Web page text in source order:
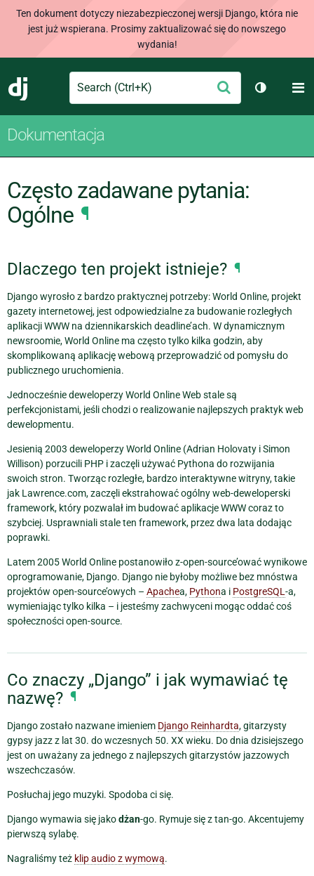
Ten dokument dotyczy niezabezpieczonej wersji Django, która nie
jest już wspierana. Prosimy zaktualizować się do nowszego
wydania!
Django
Search Wyślij
Dokumentacja
Często zadawane pytania:
Ogólne ¶
Dlaczego ten projekt istnieje? ¶
Django wyrosło z bardzo praktycznej potrzeby: World Online, projekt
gazety internetowej, jest odpowiedzialne za budowanie rozległych
aplikacji WWW na dziennikarskich deadline’ach. W dynamicznym
newsroomie, World Online ma często tylko kilka godzin, aby
skomplikowaną aplikację webową przeprowadzić od pomysłu do
publicznego uruchomienia.
Jednocześnie deweloperzy World Online Web stale są
perfekcjonistami, jeśli chodzi o realizowanie najlepszych praktyk web
dewelopmentu.
Jesienią 2003 deweloperzy World Online (Adrian Holovaty i Simon
Willison) porzucili PHP i zaczęli używać Pythona do rozwijania
swoich stron. Tworząc rozległe, bardzo interaktywne witryny, takie
jak Lawrence.com, zaczęli ekstrahować ogólny web-deweloperski
framework, który pozwalał im budować aplikacje WWW coraz to
szybciej. Usprawniali stale ten framework, przez dwa lata dodając
poprawki.
Latem 2005 World Online postanowiło z-open-source’ować wynikowe
oprogramowanie, Django. Django nie byłoby możliwe bez mnóstwa
projektów open-source’owych – Apachea, Pythona i PostgreSQL-a,
wymieniając tylko kilka – i jesteśmy zachwyceni mogąc oddać coś
społeczności open-source.
Co znaczy „Django” i jak wymawiać tę
nazwę? ¶
Django zostało nazwane imieniem Django Reinhardta, gitarzysty
gypsy jazz z lat 30. do wczesnych 50. XX wieku. Do dnia dzisiejszego
jest on uważany za jednego z najlepszych gitarzystów jazzowych
wszechczasów.
Posłuchaj jego muzyki. Spodoba ci się.
Django wymawia się jakodżan-go. Rymuje się z tan-go. Akcentujemy
pierwszą sylabę.
Nagraliśmy też klip audio z wymową.